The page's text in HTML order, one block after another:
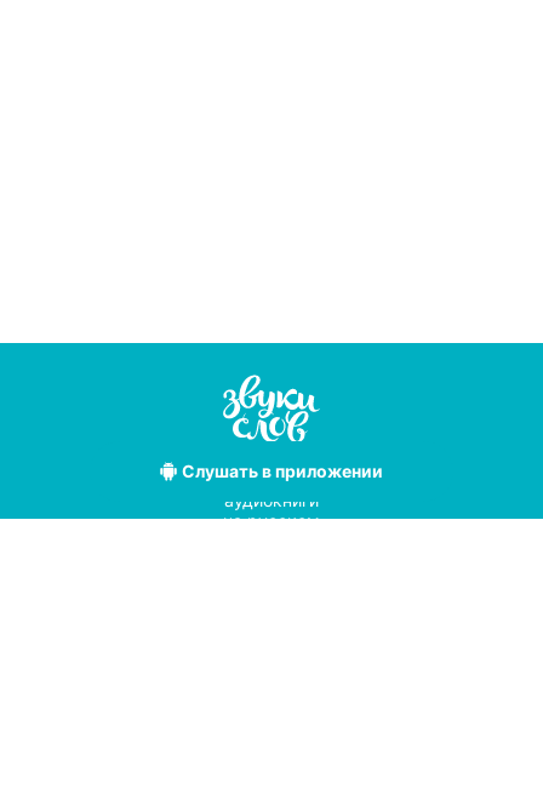
Слушатьв приложении
Лучшие
аудиокниги
на русском